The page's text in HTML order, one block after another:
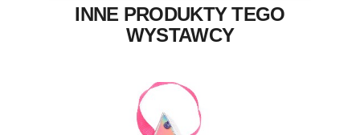
INNE PRODUKTY TEGO
WYSTAWCY